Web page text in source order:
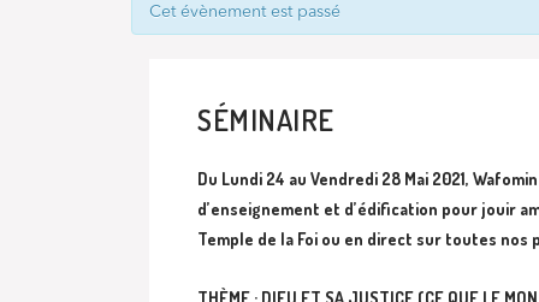
Cet évènement est passé
SÉMINAIRE
Du Lundi 24 au Vendredi 28 Mai 2021,
d’enseignement et d’édification pour jouir
Temple de la Foi ou en direct sur toutes nos
THÈME : DIEU ET SA JUSTICE (CE QUE LE